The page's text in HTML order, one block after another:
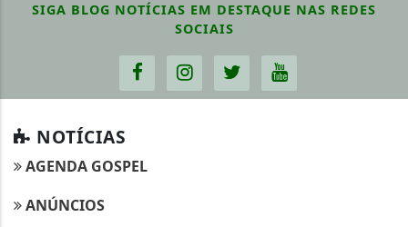
SIGA BLOG NOTÍCIAS EM DESTAQUE NAS REDES
SOCIAIS
NOTÍCIAS
AGENDA GOSPEL
ANÚNCIOS